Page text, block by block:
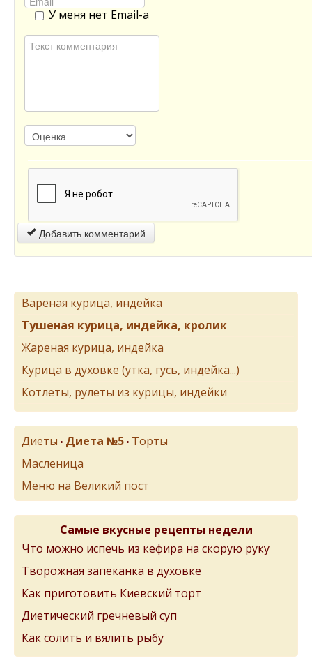
У меня нет Email-а
Добавить комментарий
Вареная курица, индейка
Тушеная курица, индейка, кролик
Жареная курица, индейка
Курица в духовке (утка, гусь, индейка...)
Котлеты, рулеты из курицы, индейки
Диеты • Диета №5 • Торты
Масленица
Меню на Великий пост
Самые вкусные рецепты недели
Что можно испечь из кефира на скорую руку
Творожная запеканка в духовке
Как приготовить Киевский торт
Диетический гречневый суп
Как солить и вялить рыбу